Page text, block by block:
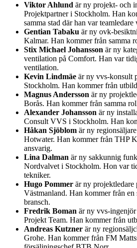
Viktor Ahlund är ny projekt- och
Projektpartner i Stockholm. Han
samma stad där han var teamledare
Gentian Tabaku är ny ovk-
Kalmar. Han kommer från samma
Stix Michael Johansson är ny
ventilation på Comfort. Han var
ventilation.
Kevin Lindmäe är ny vvs-konsult
Stockholm. Han kommer från
Magnus Andersson är ny
Borås. Han kommer från samma
Alexander Johansson är ny
Consult VVS i Stockholm. Han
Håkan Sjöblom är ny
Hotwater. Han kommer från THP
ansvarig.
Lina Dalman är ny sakkunnig
Nordvalvet i Stockholm. Hon var
tekniker.
Hugo Pommer är ny projektledare
Västmanland. Han kommer från en
bransch.
Fredrik Boman är ny vvs-
Projekt Team. Han kommer från
Andreas Kutzner är ny
Grohe. Han kommer från FM